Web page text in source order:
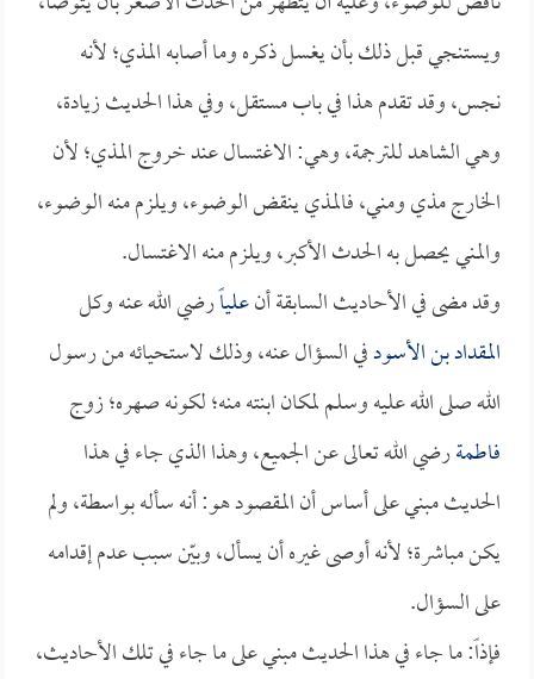
ويستنجي قبل ذلك بأن يغسل ذكره وما أصابه المذي؛ لأنه
نجس، وقد تقدم هذا في باب مستقل، وفي هذا الحديث زيادة،
وهي الشاهد للترجمة، وهي: الاغتسال عند خروج المذي؛ لأن
الخارج مذي ومني، فالمذي ينقض الوضوء، ويلزم منه الوضوء،
والمني يحصل به الحدث الأكبر، ويلزم منه الاغتسال.
وقد مضى في الأحاديث السابقة أنعلياًرضي الله عنه وكل
المقداد بن الأسودفي السؤال عنه، وذلك لاستحيائه من رسول
الله صلى الله عليه وسلم لمكان ابنته منه؛ لكونه صهره؛ زوج
فاطمةرضي الله تعالى عن الجميع، وهذا الذي جاء في هذا
الحديث مبني على أساس أن المقصود هو: أنه سأله بواسطة، ولم
يكن مباشرة؛ لأنه أوصى غيره أن يسأل، وبيّن سبب عدم إقدامه
على السؤال.
فإذاً: ما جاء في هذا الحديث مبني على ما جاء في تلك الأحاديث،